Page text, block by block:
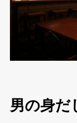
男の身だ